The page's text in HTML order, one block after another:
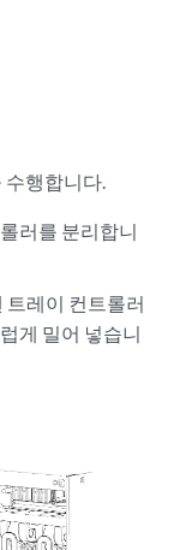
수행합니다.
러를 분리합니
트레이 컨트롤러
게 밀어 넣습니